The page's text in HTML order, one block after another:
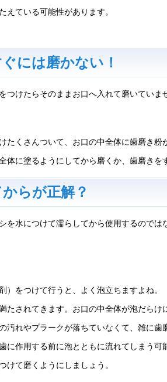
えている可能性があります。
には磨かない！
つけたらそのままお口へ入れて磨いていま
たくさんついて、お口の中全体に歯磨き粉
体に塗るようにしてから磨くか、歯磨き
らが正解？
を水につけて濡らしてから使用するのでは
をつけて行うと、よく泡立ちますよね。
たされてきます。お口の中全体が泡だらけ
汚れやプラークが落ちていなくて、雑に歯
に作用する前に泡とともに流れてしまう可
けて磨くようにしましょう。